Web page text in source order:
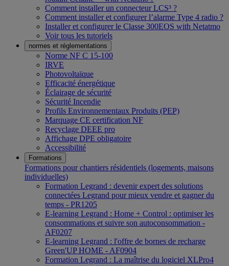
Comment installer un connecteur LCS³ ?
Comment installer et configurer l’alarme Type 4 radio ?
Installer et configurer le Classe 300EOS with Netatmo
Voir tous les tutoriels
normes et réglementations
Norme NF C 15-100
IRVE
Photovoltaïque
Efficacité énergétique
Éclairage de sécurité
Sécurité Incendie
Profils Environnementaux Produits (PEP)
Marquage CE certification NF
Recyclage DEEE pro
Affichage DPE obligatoire
Accessibilité
Formations
Formations pour chantiers résidentiels (logements, maisons
individuelles)
Formation Legrand : devenir expert des solutions
connectées Legrand pour mieux vendre et gagner du
temps - PR1205
E-learning Legrand : Home + Control : optimiser les
consommations et suivre son autoconsommation -
AF0207
E-learning Legrand : l'offre de bornes de recharge
Green'UP HOME - AF0904
Formation Legrand : La maîtrise du logiciel XLPro4